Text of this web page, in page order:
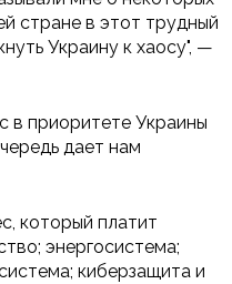
стране в этот трудный
Украину к хаосу", —
в приоритете Украины
дает нам
который платит
энергосистема;
киберзащита и